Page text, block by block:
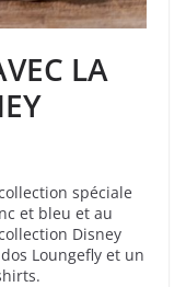
LA
spéciale
et bleu et au
Disney
Loungefly et un